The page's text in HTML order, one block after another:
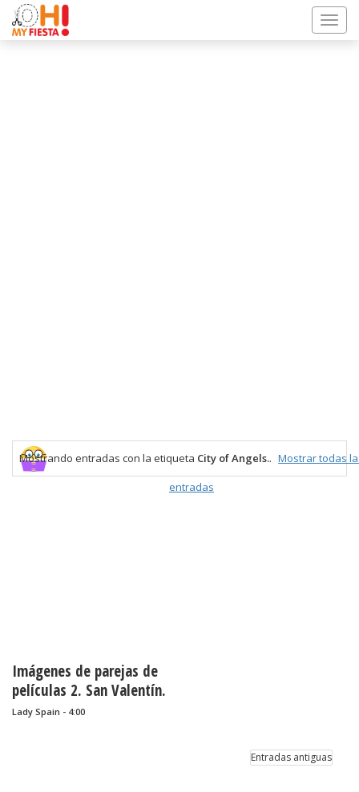
Mostrando entradas con la etiqueta City of Angels.. Mostrar todas
entradas
Imágenes de parejas de
películas 2. San Valentín.
Lady Spain - 4:00
Entradas antiguas